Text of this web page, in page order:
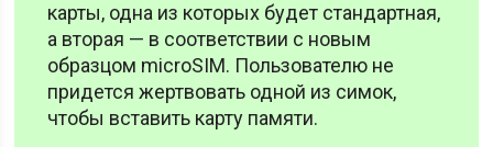
карты, одна из которых будет стандартная,
а вторая — в соответствии с новым
образцом microSIM. Пользователю не
придется жертвовать одной из симок,
чтобы вставить карту памяти.